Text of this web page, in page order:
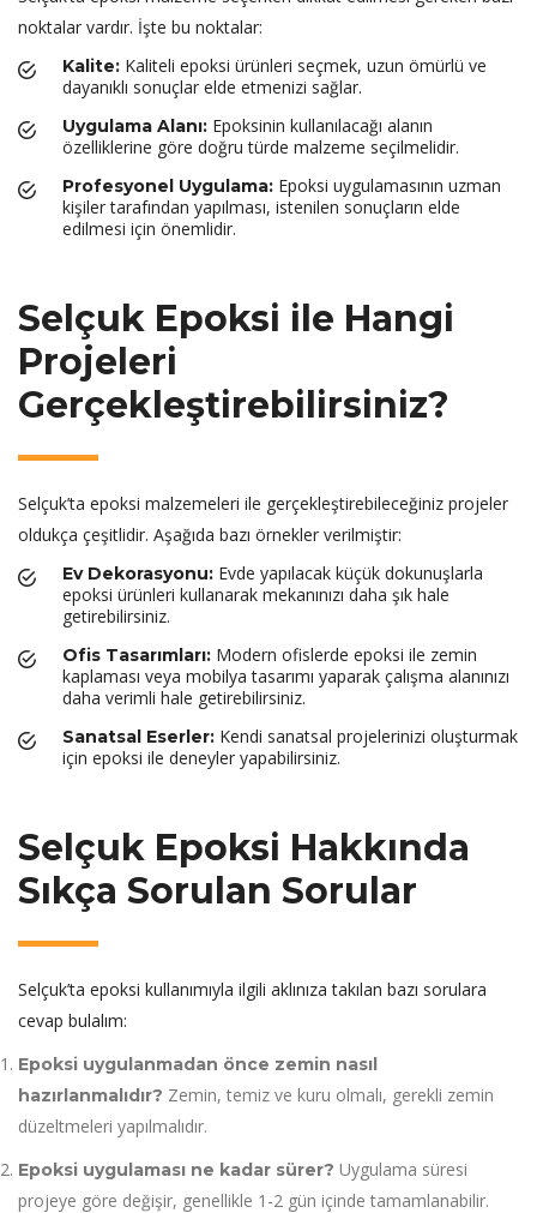
noktalar vardır. İşte bu noktalar:
Kalite: Kaliteli epoksi ürünleri seçmek, uzun ömürlü ve
dayanıklı sonuçlar elde etmenizi sağlar.
Uygulama Alanı: Epoksinin kullanılacağı alanın
özelliklerine göre doğru türde malzeme seçilmelidir.
Profesyonel Uygulama: Epoksi uygulamasının uzman
kişiler tarafından yapılması, istenilen sonuçların elde
edilmesi için önemlidir.
Selçuk Epoksi ile Hangi
Projeleri
Gerçekleştirebilirsiniz?
Selçuk’ta epoksi malzemeleri ile gerçekleştirebileceğiniz projeler
oldukça çeşitlidir. Aşağıda bazı örnekler verilmiştir:
Ev Dekorasyonu: Evde yapılacak küçük dokunuşlarla
epoksi ürünleri kullanarak mekanınızı daha şık hale
getirebilirsiniz.
Ofis Tasarımları: Modern ofislerde epoksi ile zemin
kaplaması veya mobilya tasarımı yaparak çalışma alanınızı
daha verimli hale getirebilirsiniz.
Sanatsal Eserler: Kendi sanatsal projelerinizi oluşturmak
için epoksi ile deneyler yapabilirsiniz.
Selçuk Epoksi Hakkında
Sıkça Sorulan Sorular
Selçuk’ta epoksi kullanımıyla ilgili aklınıza takılan bazı sorulara
cevap bulalım:
Epoksi uygulanmadan önce zemin nasıl
hazırlanmalıdır? Zemin, temiz ve kuru olmalı, gerekli zemin
düzeltmeleri yapılmalıdır.
Epoksi uygulaması ne kadar sürer? Uygulama süresi
projeye göre değişir, genellikle 1-2 gün içinde tamamlanabilir.